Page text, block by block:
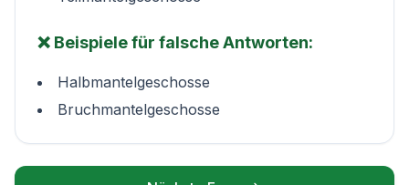
❌ Beispiele für falsche Antworten:
Halbmantelgeschosse
Bruchmantelgeschosse